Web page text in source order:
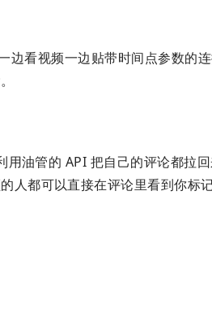
边看视频一边贴带时间点参数的
油管的 API 把自己的评论都拉
人都可以直接在评论里看到你标